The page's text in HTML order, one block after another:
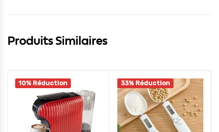
Produits Similaires
10% Réduction 33% Réduction